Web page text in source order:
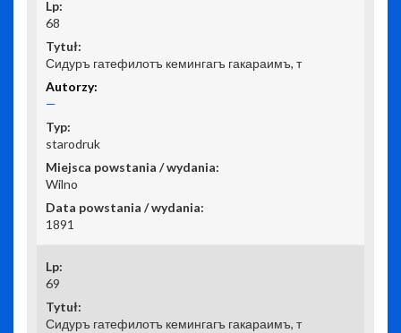
68
Сидуръ гатефилотъ кемингагъ гакараимъ, т
—
starodruk
Wilno
1891
69
Сидуръ гатефилотъ кемингагъ гакараимъ, т